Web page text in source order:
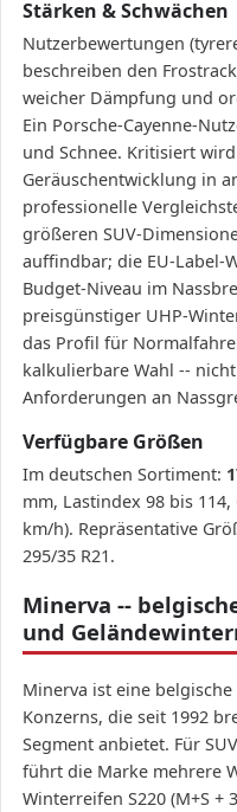
Stärken & Schwächen
Nutzerbewertungen
beschreiben den
weicher Dämpfung und
Ein Porsche-Cayenne-
und Schnee. Kritisiert
Geräuschentwicklung in
professionelle
größeren SUV-
auffindbar; die EU-Label-
Budget-Niveau im
preisgünstiger UHP-
das Profil für
kalkulierbare Wahl --
Anforderungen an
Verfügbare Größen
Im deutschen Sortiment:
mm, Lastindex 98 bis
km/h). Repräsentative
295/35 R21.
Minerva --
und
Minerva ist eine
Konzerns, die seit 1992
Segment anbietet. Für
führt die Marke mehrere
Winterreifen S220 (M+S +